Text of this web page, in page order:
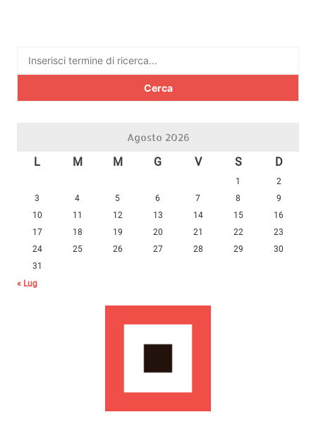
Ricerca
Agosto 2026
L M M G V S D
1
2
3
4 5 6 7 8
9
10
11 12 13 14 15
16
17
18 19 20 21 22
23
24
25 26 27 28 29
30
31
« Lug